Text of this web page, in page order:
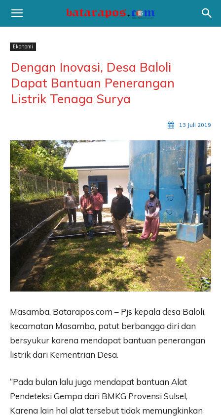
Ekonomi
Dengan Inovasi, Desa Baloli
Dapat Bantuan Penerangan
Listrik Tenaga Surya
13 Juli 2019
Masamba, Batarapos.com – Pjs kepala desa Baloli,
kecamatan Masamba, patut berbangga diri dan
bersyukur karena mendapat bantuan penerangan
listrik dari Kementrian Desa.
“Pada bulan lalu juga mendapat bantuan Alat
Pendeteksi Gempa dari BMKG Provensi Sulsel,
Karena lain hal alat tersebut tidak memungkinkan